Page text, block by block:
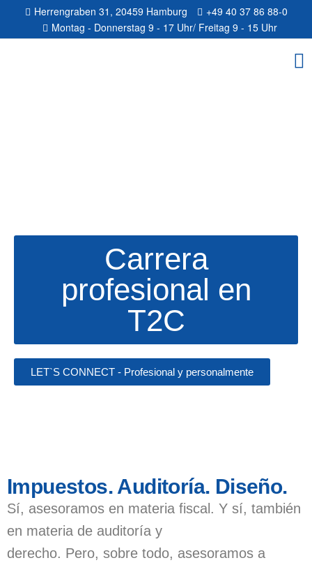
Herrengraben 31, 20459 Hamburg
+49 40 37 86 88-0
Montag - Donnerstag 9 - 17 Uhr/ Freitag 9 - 15 Uhr
Carrera
profesional en
T2C
LET`S CONNECT - Profesional y personalmente
Impuestos. Auditoría. Diseño.
Sí, asesoramos en materia fiscal. Y sí, también
en materia de auditoría y
derecho. Pero, sobre todo, asesoramos a